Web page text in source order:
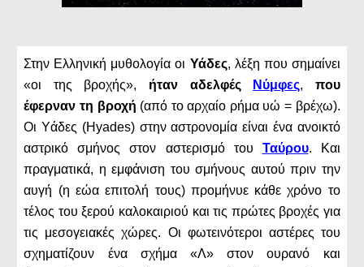
Στην Ελληνική μυθολογία οι Υάδες, λέξη που σημαίνει
«οι της βροχής», ήταν αδελφές Νύμφες, που
έφερναν τη βροχή (από το αρχαίο ρήμα υώ = βρέχω).
Οι Υάδες (Hyades) στην αστρονομία είναι ένα ανοικτό
αστρικό σμήνος στον αστερισμό του Ταύρου. Και
πραγματικά, η εμφάνιση του σμήνους αυτού πριν την
αυγή (η εώα επιτολή τους) προμήνυε κάθε χρόνο το
τέλος του ξερού καλοκαιριού και τις πρώτες βροχές για
τις μεσογειακές χώρες. Οι φωτεινότεροι αστέρες του
σχηματίζουν ένα σχήμα «Λ» στον ουρανό και